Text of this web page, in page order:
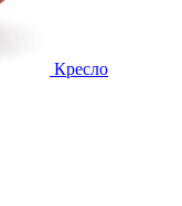
Кресло